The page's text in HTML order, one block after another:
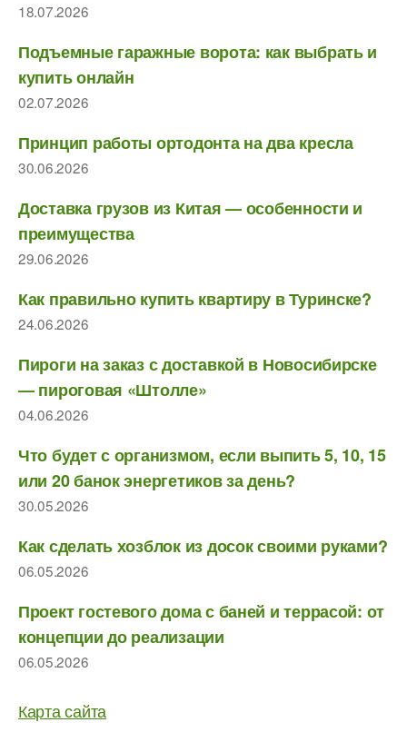
18.07.2026
Подъемные гаражные ворота: как выбрать и
купить онлайн
02.07.2026
Принцип работы ортодонта на два кресла
30.06.2026
Доставка грузов из Китая — особенности и
преимущества
29.06.2026
Как правильно купить квартиру в Туринске?
24.06.2026
Пироги на заказ с доставкой в Новосибирске
— пироговая «Штолле»
04.06.2026
Что будет с организмом, если выпить 5, 10, 15
или 20 банок энергетиков за день?
30.05.2026
Как сделать хозблок из досок своими руками?
06.05.2026
Проект гостевого дома с баней и террасой: от
концепции до реализации
06.05.2026
Карта сайта